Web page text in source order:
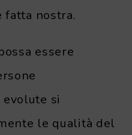
fatta nostra.
essere
si
le qualità del